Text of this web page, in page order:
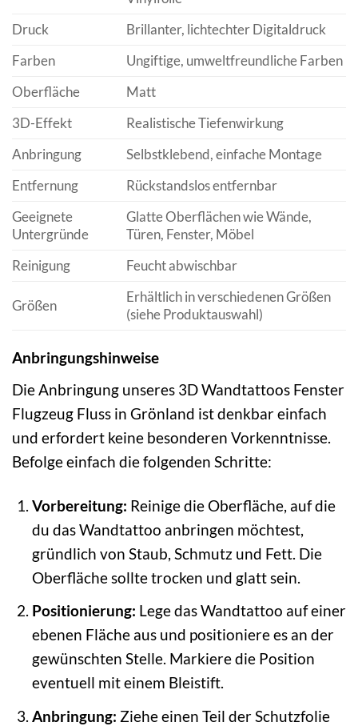
Druck
Brillanter, lichtechter Digitaldruck
Farben
Ungiftige, umweltfreundliche Farben
Oberfläche
Matt
3D-Effekt
Realistische Tiefenwirkung
Anbringung
Selbstklebend, einfache Montage
Entfernung
Rückstandslos entfernbar
Geeignete
Untergründe
Glatte Oberflächen wie Wände,
Türen, Fenster, Möbel
Reinigung
Feucht abwischbar
Größen
Erhältlich in verschiedenen Größen
(siehe Produktauswahl)
Anbringungshinweise
Die Anbringung unseres 3D Wandtattoos Fenster
Flugzeug Fluss in Grönland ist denkbar einfach
und erfordert keine besonderen Vorkenntnisse.
Befolge einfach die folgenden Schritte:
Vorbereitung: Reinige die Oberfläche, auf die
du das Wandtattoo anbringen möchtest,
gründlich von Staub, Schmutz und Fett. Die
Oberfläche sollte trocken und glatt sein.
Positionierung: Lege das Wandtattoo auf einer
ebenen Fläche aus und positioniere es an der
gewünschten Stelle. Markiere die Position
eventuell mit einem Bleistift.
Anbringung: Ziehe einen Teil der Schutzfolie